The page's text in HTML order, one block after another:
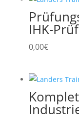
IHK-
0,00€